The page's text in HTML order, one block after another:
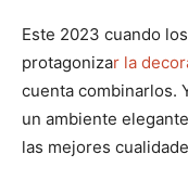
Este 2023 cuando
protagonizar la
cuenta combinarlos.
un ambiente
las mejores